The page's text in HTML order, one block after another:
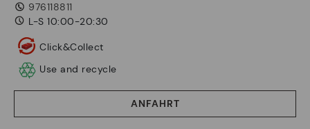
976118811
L-S 10:00-20:30
Click&Collect
Use and recycle
ANFAHRT